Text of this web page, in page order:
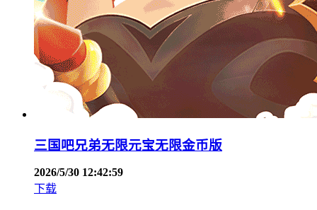
三国吧兄弟无限元宝无限金币版
2026/5/30 12:42:59
下载